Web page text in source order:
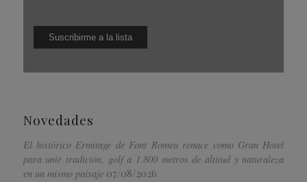
Novedades
El histórico Ermitage de Font Romeu renace como Gran Hotel
para unir tradición, golf a 1.800 metros de altitud y naturaleza
en un mismo paisaje 07/08/2026